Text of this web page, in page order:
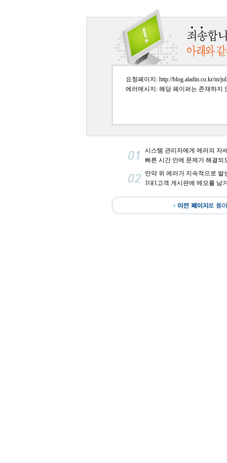
요청페이지: http://blog.aladin.co.kr/m/
에러메시지: 해당 페이퍼는 존재하지
시스템 관리자에게 에러의 자
빠른 시간 안에 문제가 해결되
만약 위 에러가 지속적으로
1대1고객 게시판에 메모를 남